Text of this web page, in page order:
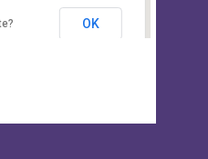
OK